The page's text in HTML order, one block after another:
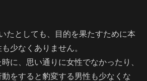
たとしても、目的を果たすために本
少なくありません。
に、思い通りに女性でなかったり、
をすると豹変する男性も少なくな